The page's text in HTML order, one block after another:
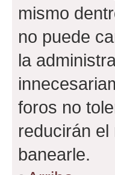
mismo
no puede
la
foros no
reducirán
banearle.